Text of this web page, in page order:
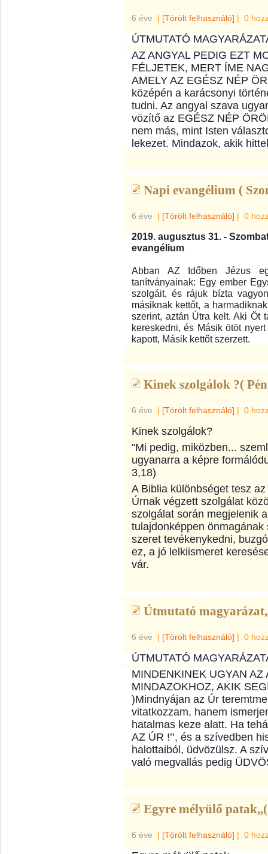
6 éve | [Törölt felhasználó] | 0
ÚTMUTATÓ
AZ ANGYAL PEDIG EZT
FÉLJETEK, MERT ÍME
AMELY AZ EGÉSZ NÉP
középén a karácsonyi
tudni. Az angyal szava
vözítő az EGÉSZ NÉP
nem más, mint Isten
le­ke­zet. Mind­a­zok, akik
Napi evangélium (
6 éve | [Törölt felhasználó] | 0
2019. augusztus 31. -
evangélium
Abban AZ Időben Jézus
tanítványainak: Egy ember
szolgáit, és rájuk bízta
másiknak kettőt, a
szerint, aztán Útra kelt. Aki Öt
kereskedni, és Másik ötöt
kapott, Másik kettőt szerzett.
Kinek szolgálok ?(
6 éve | [Törölt felhasználó] | 0
Kinek szolgálok?
"Mi pedig, miközben...
ugyanarra a képre
3,18)
A Biblia különbséget tesz
Úrnak végzett szolgálat
szolgálat során megjelenik
tulajdonképpen
szeret tevékenykedni,
ez, a jó lelkiismeret
vár.
Útmutató
6 éve | [Törölt felhasználó] | 0
ÚTMUTATÓ
MINDENKINEK UGYAN
MINDAZOKHOZ, AKIK
)Mindnyájan az Úr
vitatkozzam, hanem
hatalmas keze alatt. Ha
AZ ÚR !’’, és a szívedben
halottaiból, üdvözülsz. A
való megvallás pedig
Egyre mélyülő
6 éve | [Törölt felhasználó] | 0